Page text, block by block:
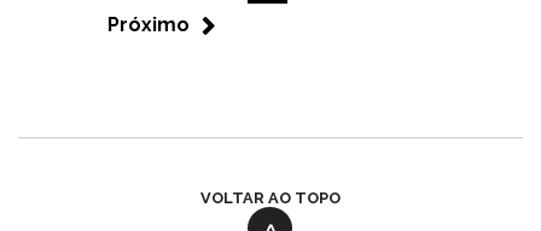
Próximo
VOLTAR AO TOPO